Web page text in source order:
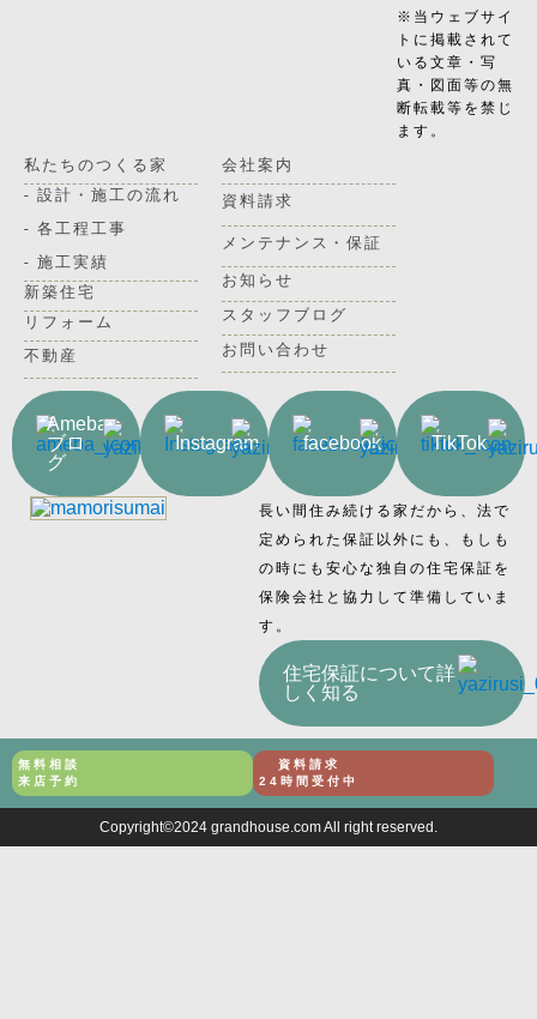
※当ウェブサイ
トに掲載されて
いる文章・写
真・図面等の無
断転載等を禁じ
ます。
私たちのつくる家
- 設計・施工の流れ
- 各工程工事
- 施工実績
新築住宅
リフォーム
不動産
会社案内
資料請求
メンテナンス・保証
お知らせ
スタッフブログ
お問い合わせ
Ameba
ブロ
グ
Instagram facebook TikTok
長い間住み続ける家だから、法で
定められた保証以外にも、もしも
の時にも安心な独自の住宅保証を
保険会社と協力して準備していま
す。
住宅保証について詳
しく知る
無料相談
来店予約
資料請求
24時間受付中
Copyright©2024 grandhouse.com All right reserved.